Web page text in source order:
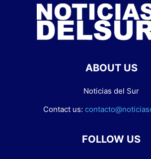
ABOUT US
Noticias del Sur
Contact us:
FOLLOW US